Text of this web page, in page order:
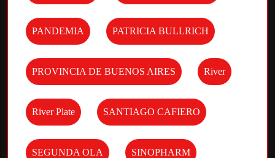
PANDEMIA PATRICIA BULLRICH
PROVINCIA DE BUENOS AIRES River
River Plate SANTIAGO CAFIERO
SEGUNDA OLA SINOPHARM